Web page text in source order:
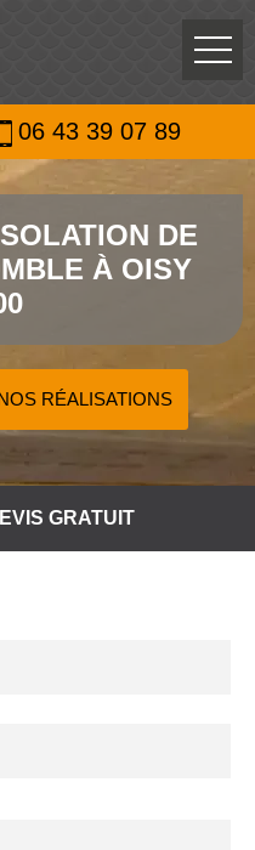
06 43 39 07 89
DE
À OISY
RÉALISATIONS
GRATUIT